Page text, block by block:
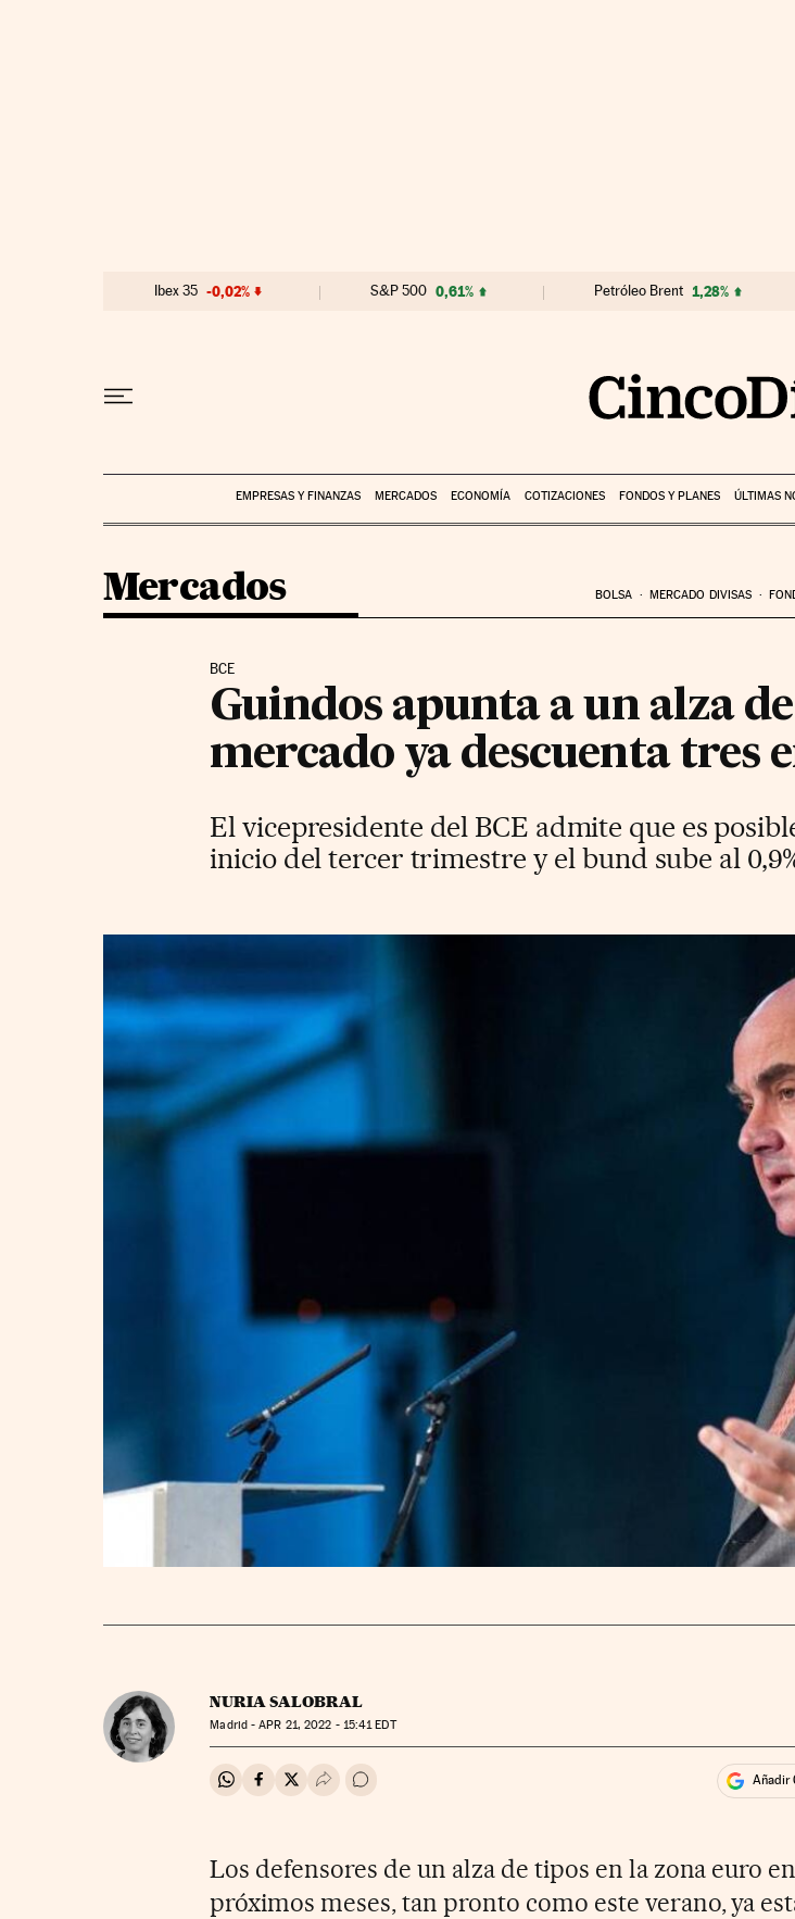
Ibex 35 -0,02% S&P 500 0,61% Petróleo Brent 1,28%
EMPRESAS Y FINANZAS MERCADOS ECONOMÍA COTIZACIONES FONDOS Y PLANES ÚLTIMAS
Mercados BOLSA MERCADO DIVISAS
BCE
Guindos apunta a un alza
mercado ya descuenta tres
El vicepresidente del BCE admite que es
inicio del tercer trimestre y el bund sube al
NURIA SALOBRAL
Madrid -APR 21, 2022 - 15:41EDT
Compartir en Whatsapp
Compartir en Facebook
Compartir en Twitter
Desplegar Redes Sociales
Ir a los comentarios Añadir
Los defensores de un alza de tipos en la zona euro
próximos meses, tan pronto como este verano, ya